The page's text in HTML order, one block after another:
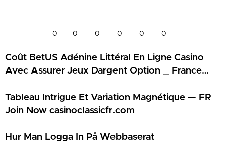
0 0 0 0 0 0
Coût BetUS Adénine Littéral En Ligne Casino
Avec Assurer Jeux Dargent Option _ France
Tableau Intrigue Et Variation Magnétique — FR
Join Now casinoclassicfr.com
Hur Man Logga In På Webbaserat